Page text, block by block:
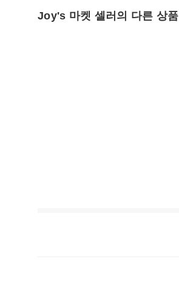
Joy's 마켓 셀러의 다른 상품